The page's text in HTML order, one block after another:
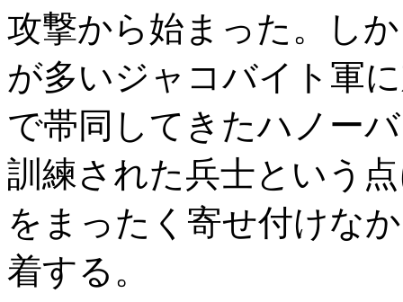
攻撃から始まった。し
が多いジャコバイト軍
で帯同してきたハノー
訓練された兵士という
をまったく寄せ付けな
着する。